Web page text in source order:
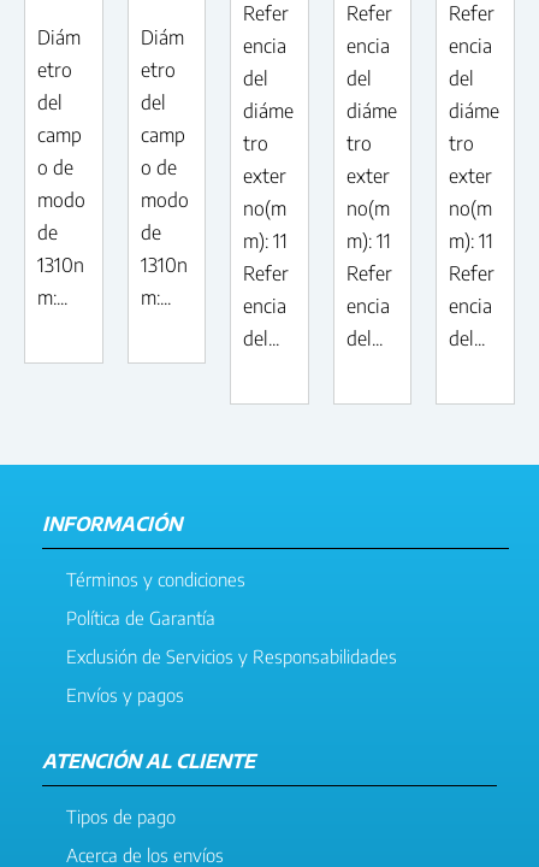
Diám
etro
del
camp
o de
modo
de
1310n
m:...
Diám
etro
del
camp
o de
modo
de
1310n
m:...
Refer
encia
del
diáme
tro
exter
no(m
m): 11
Refer
encia
del...
Refer
encia
del
diáme
tro
exter
no(m
m): 11
Refer
encia
del...
Refer
encia
del
diáme
tro
exter
no(m
m): 11
Refer
encia
del...
INFORMACIÓN
Términos y condiciones
Política de Garantía
Exclusión de Servicios y Responsabilidades
Envíos y pagos
ATENCIÓN AL CLIENTE
Tipos de pago
Acerca de los envíos